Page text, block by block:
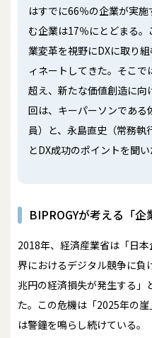
はすでに66％の企業が実
む企業は17％にとどまる
業変革を視野にDXに取り
ィネートしてきた。そこ
超え、新たな価値創造に
回は、キーパーソンである
員）と、永島直史（常務
とDX成功のポイントを聞い
BIPROGYが考える「企
2018年、経済産業省は「日
界におけるデジタル競争に負
兆円の経済損失が発生する」
た。この危機は「2025年の
は警鐘を鳴らし続けている。